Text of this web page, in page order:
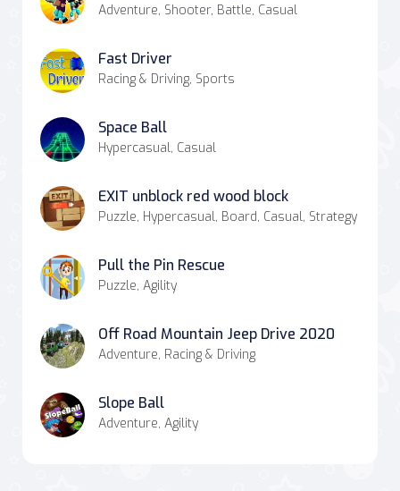
Adventure, Shooter, Battle, Casual
Fast Driver
Racing & Driving, Sports
Space Ball
Hypercasual, Casual
EXIT unblock red wood block
Puzzle, Hypercasual, Board, Casual, Strategy
Pull the Pin Rescue
Puzzle, Agility
Off Road Mountain Jeep Drive 2020
Adventure, Racing & Driving
Slope Ball
Adventure, Agility